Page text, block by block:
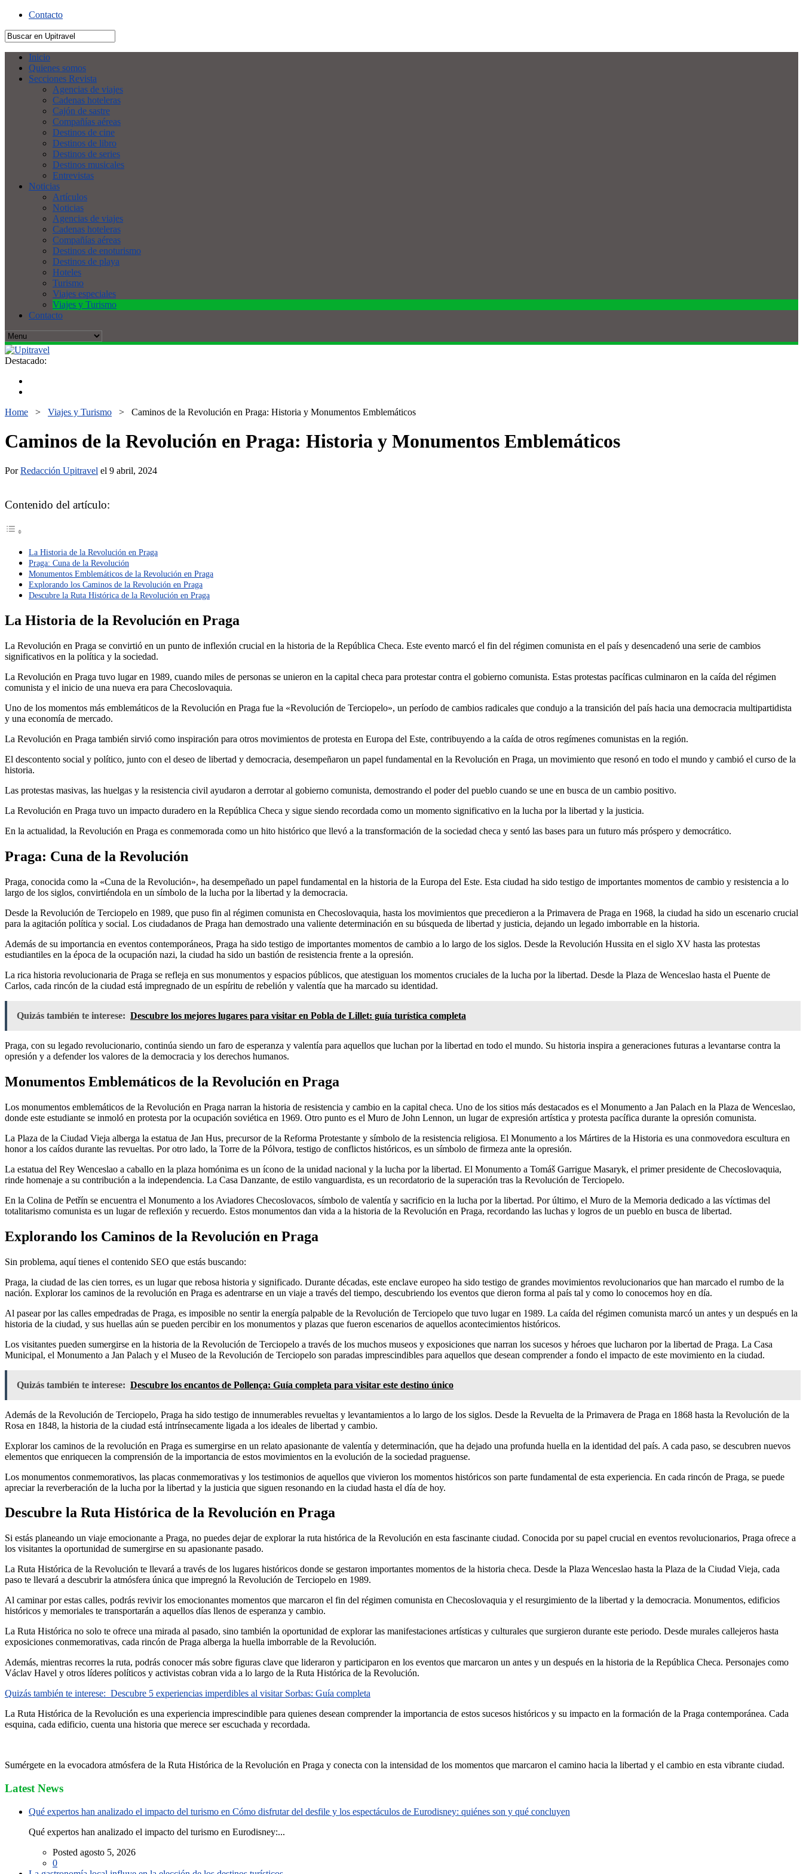
Contacto
Inicio
Quienes somos
Secciones Revista
Agencias de viajes
Cadenas hoteleras
Cajón de sastre
Compañías aéreas
Destinos de cine
Destinos de libro
Destinos de series
Destinos musicales
Entrevistas
Noticias
Artículos
Noticias
Agencias de viajes
Cadenas hoteleras
Compañías aéreas
Destinos de enoturismo
Destinos de playa
Hoteles
Turismo
Viajes especiales
Viajes y Turismo
Contacto
Destacado:
Home > Viajes y Turismo > Caminos de la Revolución en Praga: Historia y Monumentos Emblemáticos
Caminos de la Revolución en Praga: Historia y Monumentos Emblemáticos
PorRedacción Upitravel el 9 abril, 2024
Contenido del artículo:
La Historia de la Revolución en Praga
Praga: Cuna de la Revolución
Monumentos Emblemáticos de la Revolución en Praga
Explorando los Caminos de la Revolución en Praga
Descubre la Ruta Histórica de la Revolución en Praga
La Historia de la Revolución en Praga
La Revolución en Praga se convirtió en un punto de inflexión crucial en la historia de la República Checa. Este evento marcó el fin del régimen comunista en el país y desencadenó una serie de cambios
significativos en la política y la sociedad.
La Revolución en Praga tuvo lugar en 1989, cuando miles de personas se unieron en la capital checa para protestar contra el gobierno comunista. Estas protestas pacíficas culminaron en la caída del régimen
comunista y el inicio de una nueva era para Checoslovaquia.
Uno de los momentos más emblemáticos de la Revolución en Praga fue la «Revolución de Terciopelo», un período de cambios radicales que condujo a la transición del país hacia una democracia multipartidista
y una economía de mercado.
La Revolución en Praga también sirvió como inspiración para otros movimientos de protesta en Europa del Este, contribuyendo a la caída de otros regímenes comunistas en la región.
El descontento social y político, junto con el deseo de libertad y democracia, desempeñaron un papel fundamental en la Revolución en Praga, un movimiento que resonó en todo el mundo y cambió el curso de la
historia.
Las protestas masivas, las huelgas y la resistencia civil ayudaron a derrotar al gobierno comunista, demostrando el poder del pueblo cuando se une en busca de un cambio positivo.
La Revolución en Praga tuvo un impacto duradero en la República Checa y sigue siendo recordada como un momento significativo en la lucha por la libertad y la justicia.
En la actualidad, la Revolución en Praga es conmemorada como un hito histórico que llevó a la transformación de la sociedad checa y sentó las bases para un futuro más próspero y democrático.
Praga: Cuna de la Revolución
Praga, conocida como la «Cuna de la Revolución», ha desempeñado un papel fundamental en la historia de la Europa del Este. Esta ciudad ha sido testigo de importantes momentos de cambio y resistencia a lo
largo de los siglos, convirtiéndola en un símbolo de la lucha por la libertad y la democracia.
Desde la Revolución de Terciopelo en 1989, que puso fin al régimen comunista en Checoslovaquia, hasta los movimientos que precedieron a la Primavera de Praga en 1968, la ciudad ha sido un escenario crucial
para la agitación política y social. Los ciudadanos de Praga han demostrado una valiente determinación en su búsqueda de libertad y justicia, dejando un legado imborrable en la historia.
Además de su importancia en eventos contemporáneos, Praga ha sido testigo de importantes momentos de cambio a lo largo de los siglos. Desde la Revolución Hussita en el siglo XV hasta las protestas
estudiantiles en la época de la ocupación nazi, la ciudad ha sido un bastión de resistencia frente a la opresión.
La rica historia revolucionaria de Praga se refleja en sus monumentos y espacios públicos, que atestiguan los momentos cruciales de la lucha por la libertad. Desde la Plaza de Wenceslao hasta el Puente de
Carlos, cada rincón de la ciudad está impregnado de un espíritu de rebelión y valentía que ha marcado su identidad.
Quizás también te interese: Descubre los mejores lugares para visitar en Pobla de Lillet: guía turística completa
Praga, con su legado revolucionario, continúa siendo un faro de esperanza y valentía para aquellos que luchan por la libertad en todo el mundo. Su historia inspira a generaciones futuras a levantarse contra la
opresión y a defender los valores de la democracia y los derechos humanos.
Monumentos Emblemáticos de la Revolución en Praga
Los monumentos emblemáticos de la Revolución en Praga narran la historia de resistencia y cambio en la capital checa. Uno de los sitios más destacados es el Monumento a Jan Palach en la Plaza de Wenceslao,
donde este estudiante se inmoló en protesta por la ocupación soviética en 1969. Otro punto es el Muro de John Lennon, un lugar de expresión artística y protesta pacífica durante la opresión comunista.
La Plaza de la Ciudad Vieja alberga la estatua de Jan Hus, precursor de la Reforma Protestante y símbolo de la resistencia religiosa. El Monumento a los Mártires de la Historia es una conmovedora escultura en
honor a los caídos durante las revueltas. Por otro lado, la Torre de la Pólvora, testigo de conflictos históricos, es un símbolo de firmeza ante la opresión.
La estatua del Rey Wenceslao a caballo en la plaza homónima es un ícono de la unidad nacional y la lucha por la libertad. El Monumento a Tomáš Garrigue Masaryk, el primer presidente de Checoslovaquia,
rinde homenaje a su contribución a la independencia. La Casa Danzante, de estilo vanguardista, es un recordatorio de la superación tras la Revolución de Terciopelo.
En la Colina de Petřín se encuentra el Monumento a los Aviadores Checoslovacos, símbolo de valentía y sacrificio en la lucha por la libertad. Por último, el Muro de la Memoria dedicado a las víctimas del
totalitarismo comunista es un lugar de reflexión y recuerdo. Estos monumentos dan vida a la historia de la Revolución en Praga, recordando las luchas y logros de un pueblo en busca de libertad.
Explorando los Caminos de la Revolución en Praga
Sin problema, aquí tienes el contenido SEO que estás buscando:
Praga, la ciudad de las cien torres, es un lugar que rebosa historia y significado. Durante décadas, este enclave europeo ha sido testigo de grandes movimientos revolucionarios que han marcado el rumbo de la
nación. Explorar los caminos de la revolución en Praga es adentrarse en un viaje a través del tiempo, descubriendo los eventos que dieron forma al país tal y como lo conocemos hoy en día.
Al pasear por las calles empedradas de Praga, es imposible no sentir la energía palpable de la Revolución de Terciopelo que tuvo lugar en 1989. La caída del régimen comunista marcó un antes y un después en la
historia de la ciudad, y sus huellas aún se pueden percibir en los monumentos y plazas que fueron escenarios de aquellos acontecimientos históricos.
Los visitantes pueden sumergirse en la historia de la Revolución de Terciopelo a través de los muchos museos y exposiciones que narran los sucesos y héroes que lucharon por la libertad de Praga. La Casa
Municipal, el Monumento a Jan Palach y el Museo de la Revolución de Terciopelo son paradas imprescindibles para aquellos que desean comprender a fondo el impacto de este movimiento en la ciudad.
Quizás también te interese: Descubre los encantos de Pollença: Guía completa para visitar este destino único
Además de la Revolución de Terciopelo, Praga ha sido testigo de innumerables revueltas y levantamientos a lo largo de los siglos. Desde la Revuelta de la Primavera de Praga en 1868 hasta la Revolución de la
Rosa en 1848, la historia de la ciudad está intrínsecamente ligada a los ideales de libertad y cambio.
Explorar los caminos de la revolución en Praga es sumergirse en un relato apasionante de valentía y determinación, que ha dejado una profunda huella en la identidad del país. A cada paso, se descubren nuevos
elementos que enriquecen la comprensión de la importancia de estos movimientos en la evolución de la sociedad praguense.
Los monumentos conmemorativos, las placas conmemorativas y los testimonios de aquellos que vivieron los momentos históricos son parte fundamental de esta experiencia. En cada rincón de Praga, se puede
apreciar la reverberación de la lucha por la libertad y la justicia que siguen resonando en la ciudad hasta el día de hoy.
Descubre la Ruta Histórica de la Revolución en Praga
Si estás planeando un viaje emocionante a Praga, no puedes dejar de explorar la ruta histórica de la Revolución en esta fascinante ciudad. Conocida por su papel crucial en eventos revolucionarios, Praga ofrece a
los visitantes la oportunidad de sumergirse en su apasionante pasado.
La Ruta Histórica de la Revolución te llevará a través de los lugares históricos donde se gestaron importantes momentos de la historia checa. Desde la Plaza Wenceslao hasta la Plaza de la Ciudad Vieja, cada
paso te llevará a descubrir la atmósfera única que impregnó la Revolución de Terciopelo en 1989.
Al caminar por estas calles, podrás revivir los emocionantes momentos que marcaron el fin del régimen comunista en Checoslovaquia y el resurgimiento de la libertad y la democracia. Monumentos, edificios
históricos y memoriales te transportarán a aquellos días llenos de esperanza y cambio.
La Ruta Histórica no solo te ofrece una mirada al pasado, sino también la oportunidad de explorar las manifestaciones artísticas y culturales que surgieron durante este periodo. Desde murales callejeros hasta
exposiciones conmemorativas, cada rincón de Praga alberga la huella imborrable de la Revolución.
Además, mientras recorres la ruta, podrás conocer más sobre figuras clave que lideraron y participaron en los eventos que marcaron un antes y un después en la historia de la República Checa. Personajes como
Václav Havel y otros líderes políticos y activistas cobran vida a lo largo de la Ruta Histórica de la Revolución.
Quizás también te interese: Descubre 5 experiencias imperdibles al visitar Sorbas: Guía completa
La Ruta Histórica de la Revolución es una experiencia imprescindible para quienes desean comprender la importancia de estos sucesos históricos y su impacto en la formación de la Praga contemporánea. Cada
esquina, cada edificio, cuenta una historia que merece ser escuchada y recordada.
Sumérgete en la evocadora atmósfera de la Ruta Histórica de la Revolución en Praga y conecta con la intensidad de los momentos que marcaron el camino hacia la libertad y el cambio en esta vibrante ciudad.
Latest News
Qué expertos han analizado el impacto del turismo en Cómo disfrutar del desfile y los espectáculos de Eurodisney: quiénes son y qué concluyen
Qué expertos han analizado el impacto del turismo en Eurodisney:...
Posted agosto 5, 2026
0